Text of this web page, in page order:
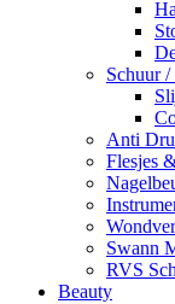
Schuur
Anti
Flesjes
Swann
RVS
Beauty